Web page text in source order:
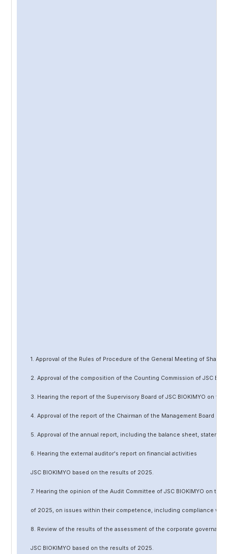
1. Approval of the Rules of Procedure of the General Meeting of
2. Approval of the composition of the Counting Commission of JSC
3. Hearing the report of the Supervisory Board of JSC BIOKIMYO on
4. Approval of the report of the Chairman of the Management Board
5. Approval of the annual report, including the balance sheet,
6. Hearing the external auditor's report on financial activities
JSC BIOKIMYO based on the results of 2025.
7. Hearing the opinion of the Audit Committee of JSC BIOKIMYO on the
of 2025, on issues within their competence, including compliance
8. Review of the results of the assessment of the corporate
JSC BIOKIMYO based on the results of 2025.